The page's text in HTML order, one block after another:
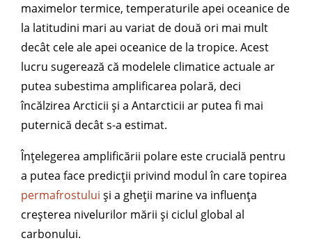
maximelor termice, temperaturile apei oceanice de
la latitudini mari au variat de două ori mai mult
decât cele ale apei oceanice de la tropice. Acest
lucru sugerează că modelele climatice actuale ar
putea subestima amplificarea polară, deci
încălzirea Arcticii și a Antarcticii ar putea fi mai
puternică decât s-a estimat.
Înțelegerea amplificării polare este crucială pentru
a putea face predicții privind modul în care topirea
permafrostului și a gheții marine va influența
creșterea nivelurilor mării și ciclul global al
carbonului.